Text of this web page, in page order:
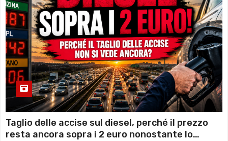
Taglio delle accise sul diesel, perché il prezzo
resta ancora sopra i 2 euro nonostante lo